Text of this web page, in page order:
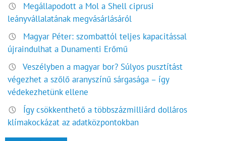
Megállapodott a Mol a Shell ciprusi
leányvállalatának megvásárlásáról
Magyar Péter: szombattól teljes kapacitással
újraindulhat a Dunamenti Erőmű
Veszélyben a magyar bor? Súlyos pusztítást
végezhet a szőlő aranyszínű sárgasága – így
védekezhetünk ellene
Így csökkenthető a többszázmilliárd dolláros
klímakockázat az adatközpontokban